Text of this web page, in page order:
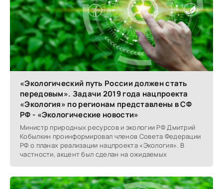
«Экологический путь России должен стать
передовым». Задачи 2019 года нацпроекта
«Экология» по регионам представлены в СФ
РФ - «Экологические новости»
Министр природных ресурсов и экологии РФ Дмитрий
Кобылкин проинформировал членов Совета Федерации
РФ о планах реализации нацпроекта «Экология». В
частности, акцент был сделан на ожидаемых